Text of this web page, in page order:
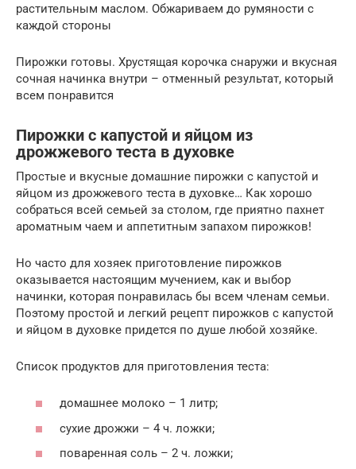
растительным маслом. Обжариваем до румяности с
каждой стороны
Пирожки готовы. Хрустящая корочка снаружи и вкусная
сочная начинка внутри – отменный результат, который
всем понравится
Пирожки с капустой и яйцом из
дрожжевого теста в духовке
Простые и вкусные домашние пирожки с капустой и
яйцом из дрожжевого теста в духовке… Как хорошо
собраться всей семьей за столом, где приятно пахнет
ароматным чаем и аппетитным запахом пирожков!
Но часто для хозяек приготовление пирожков
оказывается настоящим мучением, как и выбор
начинки, которая понравилась бы всем членам семьи.
Поэтому простой и легкий рецепт пирожков с капустой
и яйцом в духовке придется по душе любой хозяйке.
Список продуктов для приготовления теста:
домашнее молоко – 1 литр;
сухие дрожжи – 4 ч. ложки;
поваренная соль – 2 ч. ложки;